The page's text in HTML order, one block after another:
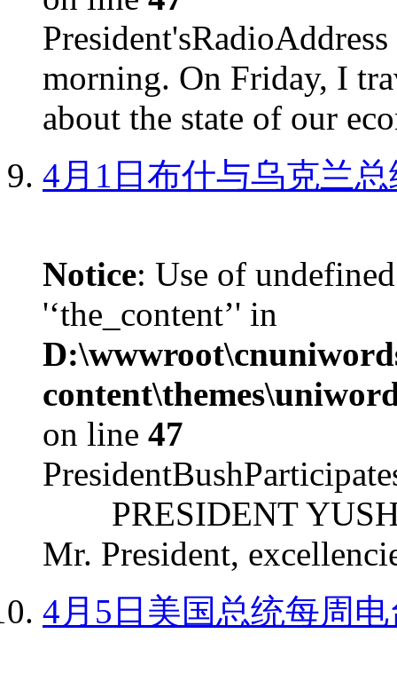
morning. On Friday, I
about the state of our
4月1日布什与乌克兰
Notice: Use of
'‘the_content’' in
on line 47
PRESIDENT
Mr. President,
4月5日美国总统每周